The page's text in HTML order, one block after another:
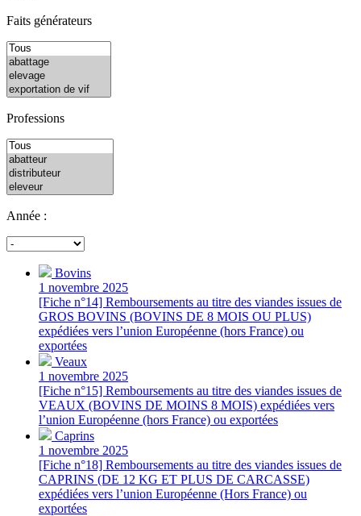
Faits générateurs
Professions
Année :
Bovins
1 novembre 2025
[Fiche n°14] Remboursements au titre des viandes issues de
GROS BOVINS (BOVINS DE 8 MOIS OU PLUS)
expédiées vers l’union Européenne (hors France) ou
exportées
Veaux
1 novembre 2025
[Fiche n°15] Remboursements au titre des viandes issues de
VEAUX (BOVINS DE MOINS 8 MOIS) expédiées vers
l’union Européenne (hors France) ou exportées
Caprins
1 novembre 2025
[Fiche n°18] Remboursements au titre des viandes issues de
CAPRINS (DE 12 KG ET PLUS DE CARCASSE)
expédiées vers l’union Européenne (Hors France) ou
exportées